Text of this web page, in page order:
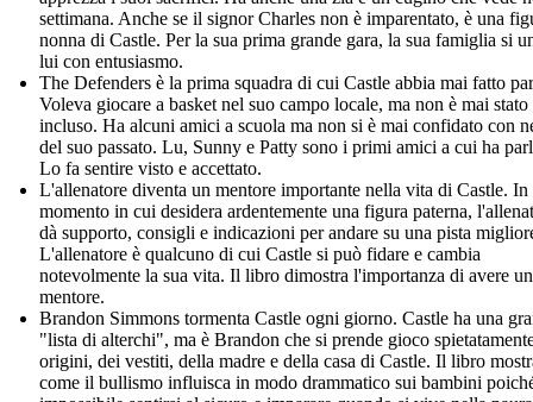
settimana. Anche se il signor Charles non è imparentato, è una
nonna di Castle. Per la sua prima grande gara, la sua famiglia si
lui con entusiasmo.
The Defenders è la prima squadra di cui Castle abbia mai fatto
Voleva giocare a basket nel suo campo locale, ma non è mai stato
incluso. Ha alcuni amici a scuola ma non si è mai confidato con
del suo passato. Lu, Sunny e Patty sono i primi amici a cui ha
Lo fa sentire visto e accettato.
L'allenatore diventa un mentore importante nella vita di Castle. In
momento in cui desidera ardentemente una figura paterna,
dà supporto, consigli e indicazioni per andare su una pista
L'allenatore è qualcuno di cui Castle si può fidare e cambia
notevolmente la sua vita. Il libro dimostra l'importanza di avere un
mentore.
Brandon Simmons tormenta Castle ogni giorno. Castle ha una
"lista di alterchi", ma è Brandon che si prende gioco
origini, dei vestiti, della madre e della casa di Castle. Il libro
come il bullismo influisca in modo drammatico sui bambini